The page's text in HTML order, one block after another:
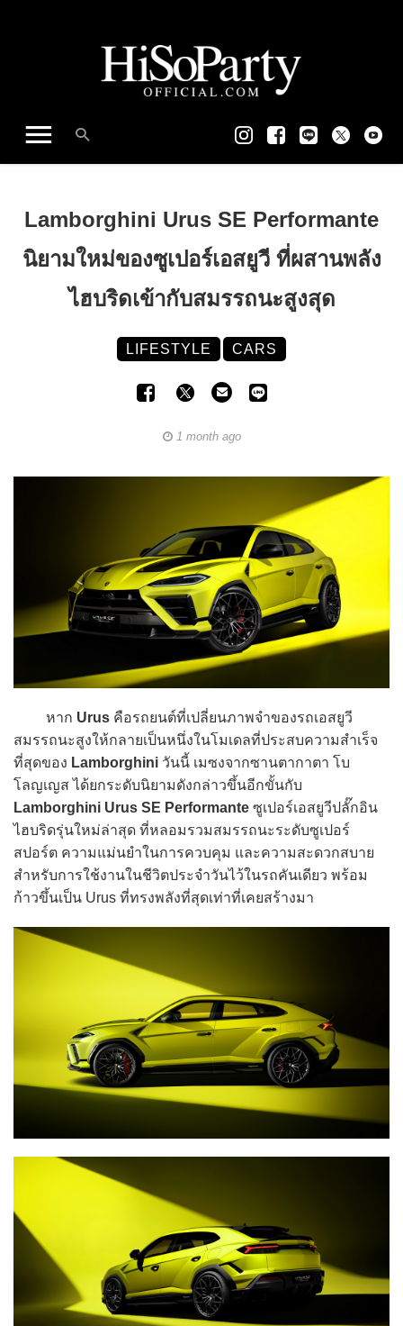
Lamborghini Urus SE Performante
นิยามใหม่ของซูเปอร์เอสยูวี ที่ผสานพลัง
ไฮบริดเข้ากับสมรรถนะสูงสุด
LIFESTYLE CARS
1 month ago
หาก Urus คือรถยนต์ที่เปลี่ยนภาพจำของรถเอสยูวี
สมรรถนะสูงให้กลายเป็นหนึ่งในโมเดลที่ประสบความสำเร็จ
ที่สุดของ Lamborghini วันนี้ เมซงจากซานตากาตา โบ
โลญเญส ได้ยกระดับนิยามดังกล่าวขึ้นอีกขั้นกับ
Lamborghini Urus SE Performante ซูเปอร์เอสยูวีปลั๊กอิน
ไฮบริดรุ่นใหม่ล่าสุด ที่หลอมรวมสมรรถนะระดับซูเปอร์
สปอร์ต ความแม่นยำในการควบคุม และความสะดวกสบาย
สำหรับการใช้งานในชีวิตประจำวันไว้ในรถคันเดียว พร้อม
ก้าวขึ้นเป็น Urus ที่ทรงพลังที่สุดเท่าที่เคยสร้างมา